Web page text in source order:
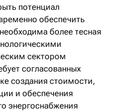
потенциал
обеспечить
более тесная
сектором
согласованных
создания стоимости,
и обеспечения
энергоснабжения